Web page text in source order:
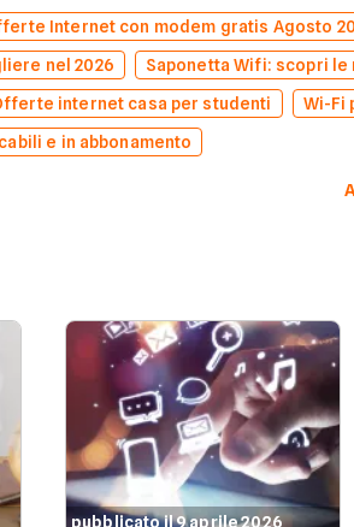
Internet con modem gratis Agosto
nel 2026
Saponetta Wifi: scopri
internet casa per studenti
Wi-Fi
e in abbonamento
pubblicato il 9 aprile 2026